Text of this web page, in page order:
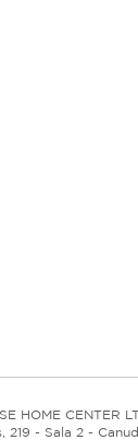
HOME CENTER
219 - Sala 2 -